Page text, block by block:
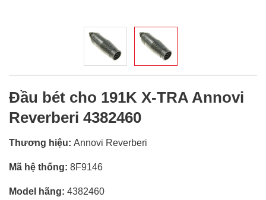
Đầu bét cho 191K X-TRA Annovi
Reverberi 4382460
Thương hiệu: Annovi Reverberi
Mã hệ thống: 8F9146
Model hãng: 4382460